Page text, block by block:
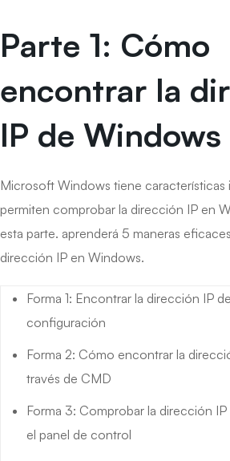
Parte 1: Cómo
encontrar la
IP de Windows
Microsoft Windows tiene características
permiten comprobar la dirección IP en
esta parte. aprenderá 5 maneras
dirección IP en Windows.
Forma 1: Encontrar la dirección IP
configuración
Forma 2: Cómo encontrar la
través de CMD
Forma 3: Comprobar la dirección
el panel de control